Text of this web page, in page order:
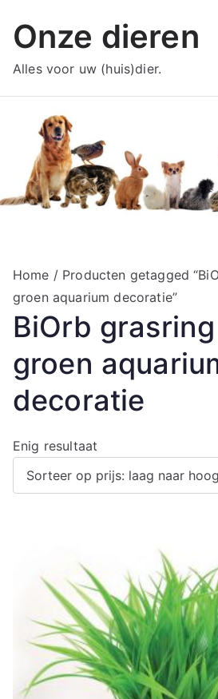
naar
inhoud
Onze dieren
Alles voor uw (huis)dier.
Home / Producten getagged
groen aquarium decoratie”
BiOrb
groen
decoratie
Enig resultaat